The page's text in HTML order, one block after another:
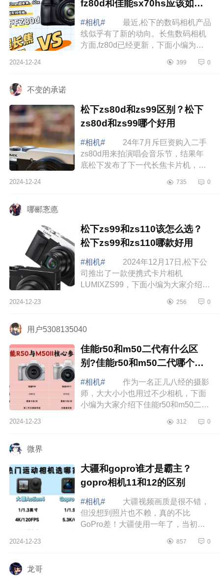
fz80d和佳能sx70hs应该如何
选
#相机#
最近,松下的数码相机产品
线似乎有了新的动向。长焦数码相机
方面,fz80d已经更新，下面小编为大
fz80d和佳能sx70hs应该如何选 松
2024-12-24 399 0
不变的承诺
松下zs80d和zs99区别？松下
zs80d和zs99哪个好用
#相机#
24年7月斥巨资购入二手
zs80d用来拍演唱会音乐节，结果年
底松下发布了下一代长焦卡片机，以
新发布的LumixDC-ZS99（在北美以
2024-12-24 735 0
哪郦愙悳
松下zs99和zs110该怎么选？
松下zs99和zs110哪款好用
#相机#
2024年12月17日,松下公
司推出了一款便携式卡片相机
LUMIXZS99，下面小编为大家介绍下
zs99和zs110哪款好用 松下zs99
2024-12-23 256 0
用户5308135040
佳能r50和m50二代有什么区
别?佳能r50和m50二代哪个值
得买
#相机#
作为一名正儿八经的摄影
师，大大小小也用过不少相机，下面
小编为大家介绍下佳能r50和m50二代
值得买 佳能r50和m50二代有什么
2024-12-23 312 0
微界
大疆和gopro谁才是霸主？
gopro相机11和12的区别
#相机#
大疆视频画质是很不错，
但没想到照片也不赖，真的不比
GoPro差！大疆使用一年了，当初买
因退坑了，下面小编为大家介绍下大
2024-12-23 857 0
龙哥